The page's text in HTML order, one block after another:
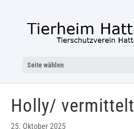
Seite wählen
Holly/ vermittelt
25. Oktober 2025